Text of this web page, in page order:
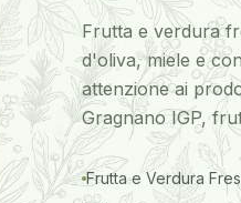
Frutta e verdura
d'oliva, miele e
attenzione ai
Gragnano IGP,
Frutta e Verdura